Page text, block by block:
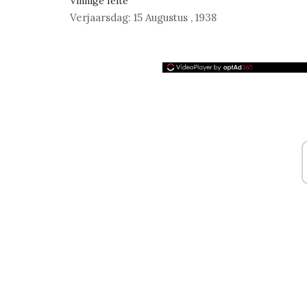
Verjaarsdag: 15 Augustus , 1938